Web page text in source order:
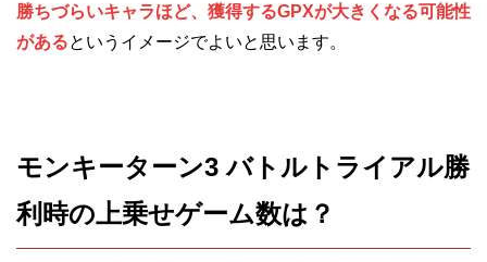
勝ちづらいキャラほど、獲得するGPXが大きくなる可能性
があるというイメージでよいと思います。
モンキーターン3 バトルトライアル勝
利時の上乗せゲーム数は？